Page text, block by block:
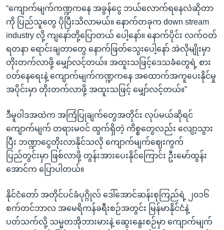
“ကျောက်မျက်ကဏ္ဍကနေ အခွန်ငွေ ဘယ်လောက်ရနေလဲဆိုတာ
ကို ပြည်သူတွေ ပိုပြီးသိလာမယ်။ နောက်တခုက down stream
industry လို့ ကျနော်တို့ပြောတယ် ပေါ့နော်။ နောက်ပိုင်း လက်ဝတ်
ရတနာ ရောင်းချတာတွေ နောက်ဖြတ်သွေးပေါ့နော် အဲလိုမျိုးမှာ
တိုးတက်လာဖို့ မျှော်လင့်တယ်။ အထူးသဖြင့်ဒေသခံတွေရဲ့ စား
ဝတ်နေရေးနဲ့ ကျောက်မျက်ကဏ္ဍကနေ အထောက်အကူပေးနိုင်မှု
အပိုင်းမှာ တိုးတက်လာဖို့ အထူးသဖြင့် မျှော်လင့်တယ်။”
ဒီမူဝါဒအထဲက အကြံပြုချက်တွေအတိုင်း လုပ်မယ်ဆိုရင်
ကျောက်မျက် တရားမဝင် ထွက်ရှိတဲ့ ကိစ္စတွေလည်း လျော့သွား
ပြီး ဘဏ္ဍာငွေတိုးလာနိုင်သလို ကျောက်မျက်ဈေးကွက်
ပြည်တွင်းမှာ ဖြစ်လာဖို့ တွန်းအားပေးနိုင်ကြောင်း ဦးမော်ထွန်း
အောင်က ပြောပါတယ်။
နိုင်ငံတော် အတိုင်ပင်ခံပုဂ္ဂိုလ် ဒေါ်အောင်ဆန်းစုကြည်ရဲ့ ၂၀၁၆
စက်တင်ဘာလ အမေရိကန်ခရီးစဉ်အတွင်း မြန်မာနိုင်ငံနဲ့
ပတ်သက်လို့ သမ္မတအိုဘားမားနဲ့ ဆွေးနွေးစဉ်မှာ ကျောက်မျက်